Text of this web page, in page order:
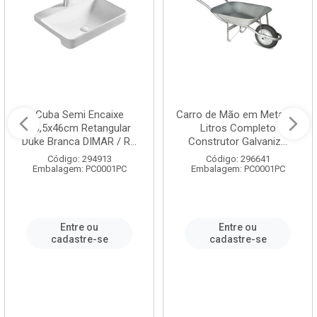
Cuba Semi Encaixe
58,5x46cm Retangular
Duke Branca DIMAR / R...
Código: 294913
Embalagem: PC0001PC
Entre ou
cadastre-se
Carro de Mão em Metal 60
Litros Completo
Construtor Galvaniz...
Código: 296641
Embalagem: PC0001PC
Entre ou
cadastre-se